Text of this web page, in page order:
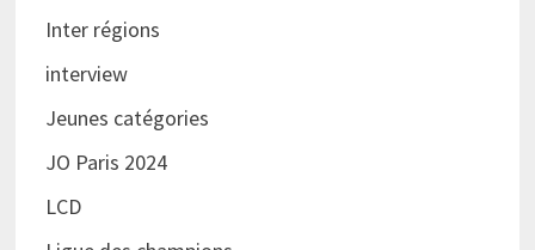
Inter régions
interview
Jeunes catégories
JO Paris 2024
LCD